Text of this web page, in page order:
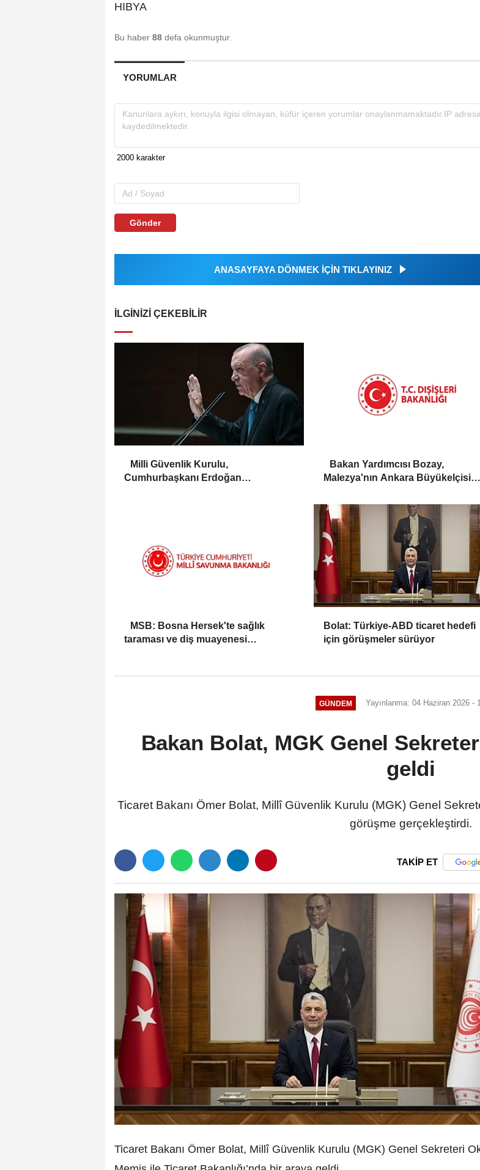
HIBYA
Bu haber 88 defa okunmuştur.
YORUMLAR
Gönder
ANASAYFAYA DÖNMEK İÇİN TIKLAYINIZ
İLGINIZI ÇEKEBILIR
Milli Güvenlik Kurulu,
Cumhurbaşkanı Erdoğan
Bakan Yardımcısı Bozay,
Malezya'nın Ankara Büyükelçisi
MSB: Bosna Hersek'te sağlık
taraması ve diş muayenesi
Bolat: Türkiye-ABD ticaret hedefi
için görüşmeler sürüyor
GÜNDEM Yayınlanma: 04 Haziran 2026 -
Bakan Bolat, MGK Genel
geldi
Ticaret Bakanı Ömer Bolat, Millî Güvenlik Kurulu (MGK) Genel
görüşme gerçekleştirdi.
TAKİP ET
Ticaret Bakanı Ömer Bolat, Millî Güvenlik Kurulu (MGK) Genel Sekreteri